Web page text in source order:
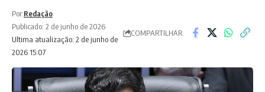
Ultima atualização: 2 de junho de
2026 15:07
Por:Redação
Publicado: 2 de junho de 2026
COMPARTILHAR